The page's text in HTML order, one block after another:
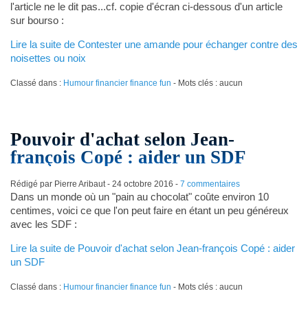
l'article ne le dit pas...cf. copie d'écran ci-dessous d'un article
sur bourso :
Lire la suite de Contester une amande pour échanger contre des
noisettes ou noix
Classé dans : Humour financier finance fun - Mots clés : aucun
Pouvoir d'achat selon Jean-
françois Copé : aider un SDF
Rédigé par Pierre Aribaut - 24 octobre 2016 - 7 commentaires
Dans un monde où un "pain au chocolat" coûte environ 10
centimes, voici ce que l'on peut faire en étant un peu généreux
avec les SDF :
Lire la suite de Pouvoir d'achat selon Jean-françois Copé : aider
un SDF
Classé dans : Humour financier finance fun - Mots clés : aucun